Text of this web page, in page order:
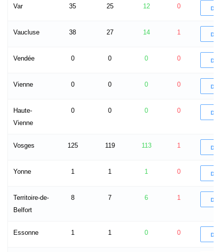
Var 35 25 12 0
Vaucluse 38 27 14 1
Vendée 0 0 0 0
Vienne 0 0 0 0
Haute-
Vienne
0 0 0 0
Vosges 125 119 113 1
Yonne 1 1 1 0
Territoire-de-
Belfort
8 7 6 1
Essonne 1 1 0 0